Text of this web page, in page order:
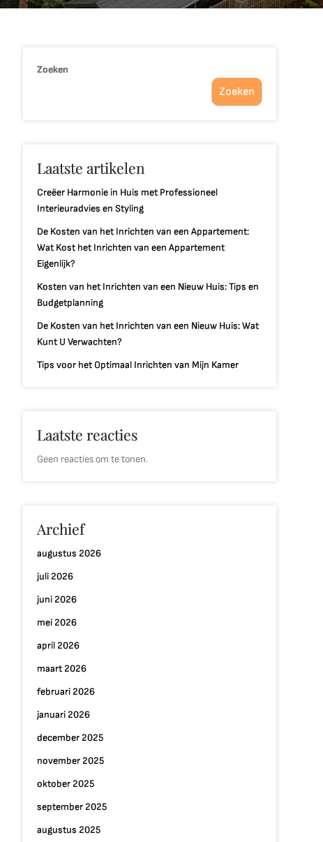
Zoeken
Zoeken
Laatste artikelen
Creëer Harmonie in Huis met Professioneel
Interieuradvies en Styling
De Kosten van het Inrichten van een Appartement:
Wat Kost het Inrichten van een Appartement
Eigenlijk?
Kosten van het Inrichten van een Nieuw Huis: Tips en
Budgetplanning
De Kosten van het Inrichten van een Nieuw Huis: Wat
Kunt U Verwachten?
Tips voor het Optimaal Inrichten van Mijn Kamer
Laatste reacties
Geen reacties om te tonen.
Archief
augustus 2026
juli 2026
juni 2026
mei 2026
april 2026
maart 2026
februari 2026
januari 2026
december 2025
november 2025
oktober 2025
september 2025
augustus 2025